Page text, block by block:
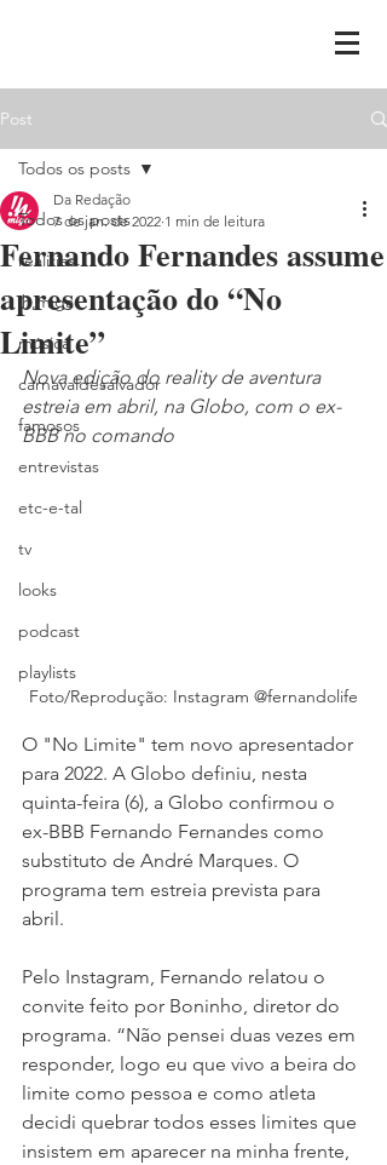
Post
Todos os posts
realities
ih,miga
música
carnavaldesalvador
famosos
entrevistas
etc-e-tal
tv
looks
podcast
playlists
Todos os posts
Fernando Fernandes assume
apresentação do “No
Limite”
Da Redação
7 de jan. de 2022 1 min de leitura
Nova edição do reality de aventura
estreia em abril, na Globo, com o ex-
BBB no comando
Foto/Reprodução: Instagram @fernandolife
O "No Limite" tem novo apresentador
para 2022. A Globo definiu, nesta
quinta-feira (6), a Globo confirmou o
ex-BBB Fernando Fernandes como
substituto de André Marques. O
programa tem estreia prevista para
abril.
Pelo Instagram, Fernando relatou o
convite feito por Boninho, diretor do
programa. “Não pensei duas vezes em
responder, logo eu que vivo a beira do
limite como pessoa e como atleta
decidi quebrar todos esses limites que
insistem em aparecer na minha frente,